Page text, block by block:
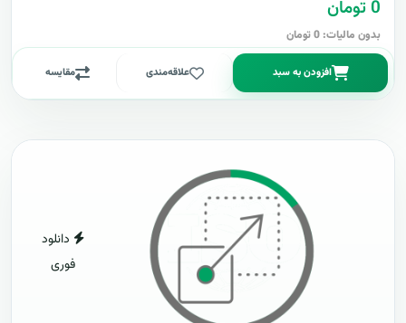
0 تومان
بدون مالیات: 0 تومان
افزودن به سبد علاقه‌مندی مقایسه
دانلود
فوری